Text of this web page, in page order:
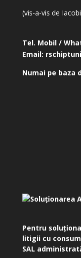
(vis-a-vis de
Tel. Mobil /
Email:
Numai pe baza
Pentru
litigii cu
SAL